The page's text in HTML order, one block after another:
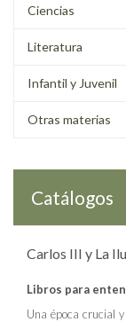
Ciencias
Literatura
Infantil y Juvenil
Otras materias
Catálogos
Carlos III y La
Libros para
Una época crucial